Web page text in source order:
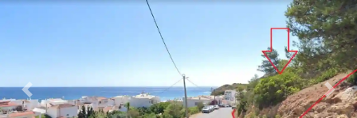
Termes
et
Previous Next